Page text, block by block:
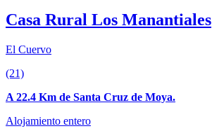
Casa Rural Los Manantiales
El Cuervo
(21)
A 22.4 Km de Santa Cruz de Moya.
Alojamiento entero